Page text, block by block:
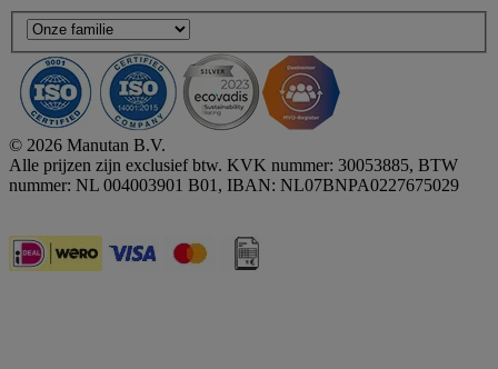
© 2026 Manutan B.V.
Alle prijzen zijn exclusief btw. KVK nummer: 30053885, BTW
nummer: NL 004003901 B01, IBAN: NL07BNPA0227675029